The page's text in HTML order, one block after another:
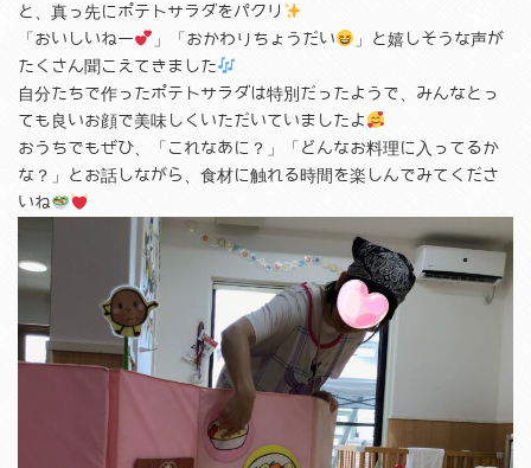
と、真っ先にポテトサラダをパクリ
「おいしいねー
」「おかわりちょうだい
」と嬉しそうな声が
たくさん聞こえてきました
自分たちで作ったポテトサラダは特別だったようで、みんなとっ
ても良いお顔で美味しくいただいていましたよ
おうちでもぜひ、「これなあに？」「どんなお料理に入ってるか
な？」とお話しながら、食材に触れる時間を楽しんでみてくださ
いね